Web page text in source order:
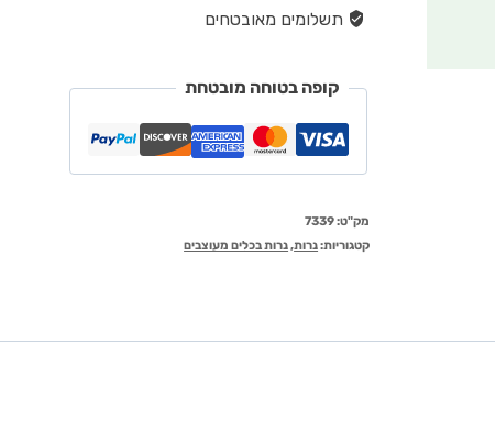
תשלומים מאובטחים
קופה בטוחה מובטחת
מק"ט:7339
קטגוריות:נרות,נרות בכלים מעוצבים